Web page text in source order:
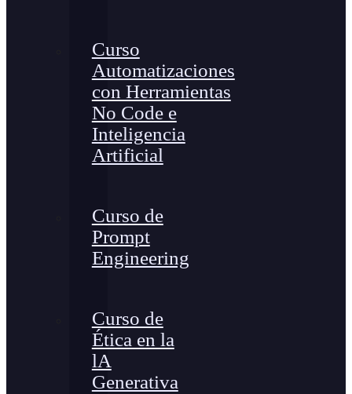
Curso
Automatizaciones
con Herramientas
No Code e
Inteligencia
Artificial
Curso de
Prompt
Engineering
Curso de
Ética en la
lA
Generativa